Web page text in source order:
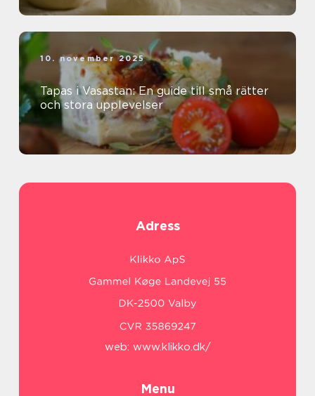
10. november 2025
Tapas i Vasastan: En guide till små rätter
och stora upplevelser
Adress
web: www.klikko.dk/
Menu